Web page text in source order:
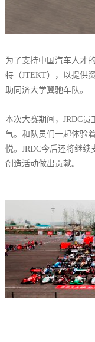
为了支持中国汽车人才
特（JTEKT），以提供
助同济大学翼驰车队。
本次大赛期间，JRDC
气。和队员们一起体验
悦。JRDC今后还将继
创造活动做出贡献。